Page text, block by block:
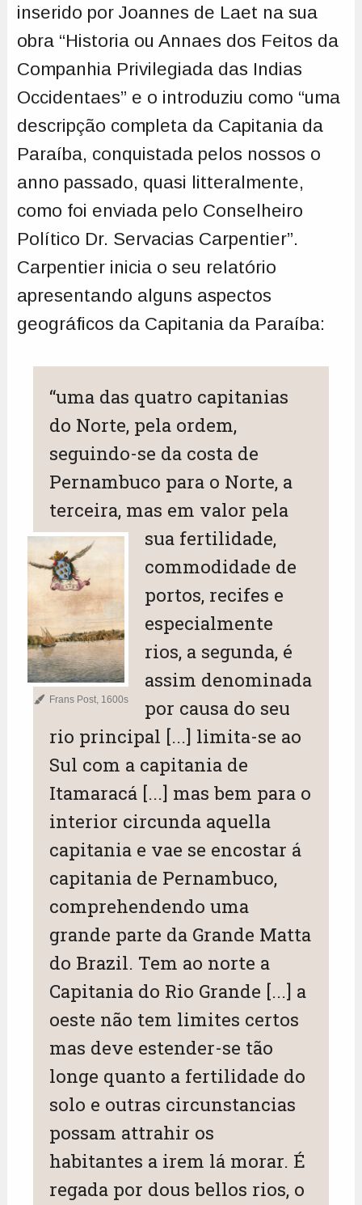
inserido por Joannes de Laet na sua
obra “Historia ou Annaes dos Feitos da
Companhia Privilegiada das Indias
Occidentaes” e o introduziu como “uma
descripção completa da Capitania da
Paraíba, conquistada pelos nossos o
anno passado, quasi litteralmente,
como foi enviada pelo Conselheiro
Político Dr. Servacias Carpentier”.
Carpentier inicia o seu relatório
apresentando alguns aspectos
geográficos da Capitania da Paraíba:
“uma das quatro capitanias
do Norte, pela ordem,
seguindo-se da costa de
Pernambuco para o Norte, a
terceira, mas em valor pela
sua fertilidade,
Frans Post, 1600s
commodidade de
portos, recifes e
especialmente
rios, a segunda, é
assim denominada
por causa do seu
rio principal [...] limita-se ao
Sul com a capitania de
Itamaracá [...] mas bem para o
interior circunda aquella
capitania e vae se encostar á
capitania de Pernambuco,
comprehendendo uma
grande parte da Grande Matta
do Brazil. Tem ao norte a
Capitania do Rio Grande [...] a
oeste não tem limites certos
mas deve estender-se tão
longe quanto a fertilidade do
solo e outras circunstancias
possam attrahir os
habitantes a irem lá morar. É
regada por dous bellos rios, o